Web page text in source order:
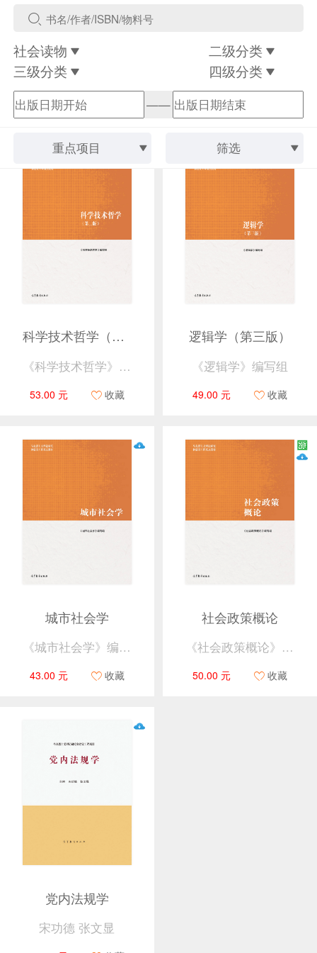
社会读物
二级分类
三级分类
四级分类
——
重点项目 筛选
科学技术哲学（第二版）
《科学技术哲学》编写组
53.00 元 收藏
逻辑学（第三版）
《逻辑学》编写组
49.00 元 收藏
城市社会学
《城市社会学》编写组
43.00 元 收藏
社会政策概论
《社会政策概论》编写组
50.00 元 收藏
党内法规学
宋功德 张文显